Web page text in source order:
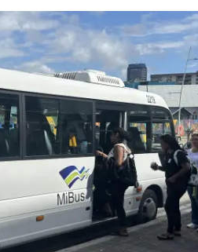
Video, Japón:
deja heridos y
daños en